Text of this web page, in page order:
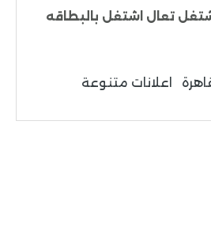
تعال اشتغل بالبطاقه
اعلانات متنوعة